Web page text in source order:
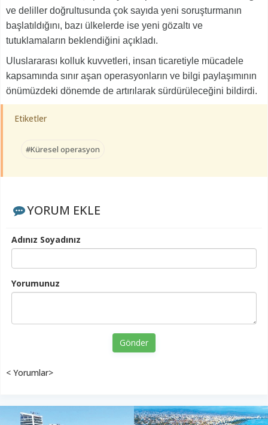
ve deliller doğrultusunda çok sayıda yeni soruşturmanın
başlatıldığını, bazı ülkelerde ise yeni gözaltı ve
tutuklamaların beklendiğini açıkladı.
Uluslararası kolluk kuvvetleri, insan ticaretiyle mücadele
kapsamında sınır aşan operasyonların ve bilgi paylaşımının
önümüzdeki dönemde de artırılarak sürdürüleceğini bildirdi.
Etiketler
#Küresel operasyon
YORUM EKLE
Adınız Soyadınız
Yorumunuz
Gönder
< Yorumlar>